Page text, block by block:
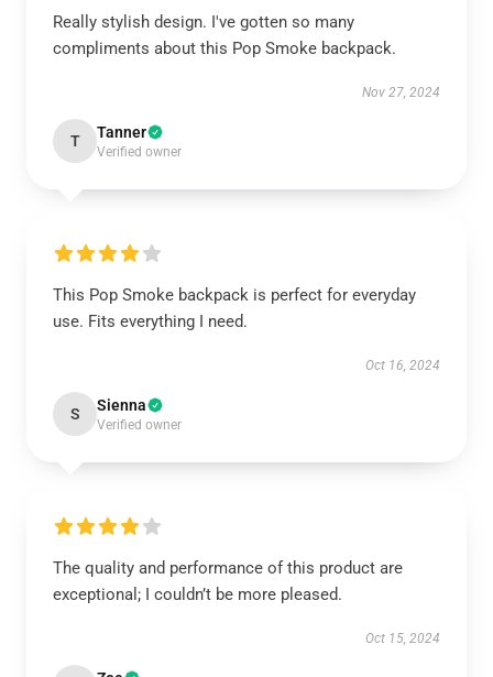
Really stylish design. I've gotten so many
compliments about this Pop Smoke backpack.
Nov 27, 2024
T Tanner
Verified owner
This Pop Smoke backpack is perfect for everyday
use. Fits everything I need.
Oct 16, 2024
S Sienna
Verified owner
The quality and performance of this product are
exceptional; I couldn’t be more pleased.
Oct 15, 2024